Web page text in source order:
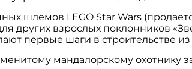
шлемов LEGO Star Wars
других взрослых поклонников
первые шаги в строительстве из
мандалорскому охотнику